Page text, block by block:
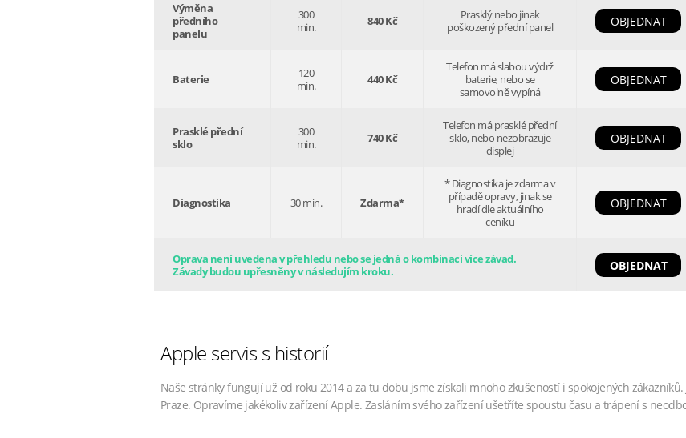
Výměna
předního
panelu
300
min.
840 Kč
Prasklý nebo jinak
poškozený přední panel
OBJEDNAT
Baterie
120
min.
440 Kč
Telefon má slabou výdrž
baterie, nebo se
samovolně vypíná
OBJEDNAT
Prasklé přední
sklo
300
min.
740 Kč
Telefon má prasklé přední
sklo, nebo nezobrazuje
displej
OBJEDNAT
Diagnostika 30 min. Zdarma*
* Diagnostika je zdarma v
případě opravy, jinak se
hradí dle aktuálního
ceníku
OBJEDNAT
Oprava není uvedena v přehledu nebo se jedná o kombinaci více závad.
Závady budou upřesněny v následujím kroku.
OBJEDNAT
Apple servis s historií
Naše stránky fungují už od roku 2014 a za tu dobu jsme získali mnoho zkušeností i spokojených
Praze. Opravíme jakékoliv zařízení Apple. Zasláním svého zařízení ušetříte spoustu času a trápení s